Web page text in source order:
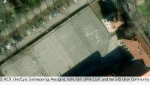
GeoEye, Getmapping, Aerogrid, IGN, IGP, UPR-EGP, and the GIS User Community